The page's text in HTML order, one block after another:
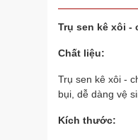
Trụ sen kê xôi -
Chất liệu:
Trụ sen kê xôi -
bụi, dễ dàng vệ
Kích thước: